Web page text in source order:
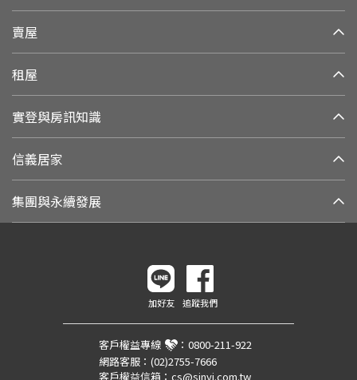
賣屋
租屋
實登與房訊知識
信義居家
集團與永續發展
加好友 追蹤我們
客戶權益專線 ： 0800-211-922
網路客服： (02)2755-7666
客戶權益信箱： cs@sinyi.com.tw